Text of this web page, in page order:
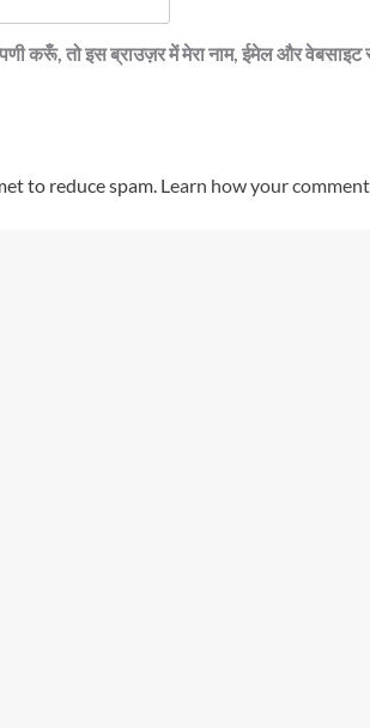
करूँ, तो इस ब्राउज़र में मेरा नाम, ईमेल और
to reduce spam. Learn how your